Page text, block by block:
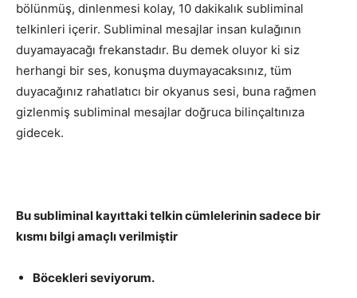
bölünmüş, dinlenmesi kolay, 10 dakikalık subliminal
telkinleri içerir. Subliminal mesajlar insan kulağının
duyamayacağı frekanstadır. Bu demek oluyor ki siz
herhangi bir ses, konuşma duymayacaksınız, tüm
duyacağınız rahatlatıcı bir okyanus sesi, buna rağmen
gizlenmiş subliminal mesajlar doğruca bilinçaltınıza
gidecek.
Bu subliminal kayıttaki telkin cümlelerinin sadece bir
kısmı bilgi amaçlı verilmiştir
Böcekleri seviyorum.